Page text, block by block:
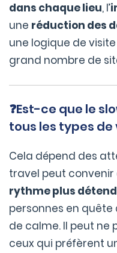
dans chaque lieu, l’
une réduction des
une logique de
grand nombre de
❓Est-ce que le
tous les types de
Cela dépend des
travel peut
rythme plus
personnes en
de calme. Il peut ne
ceux qui préfèrent